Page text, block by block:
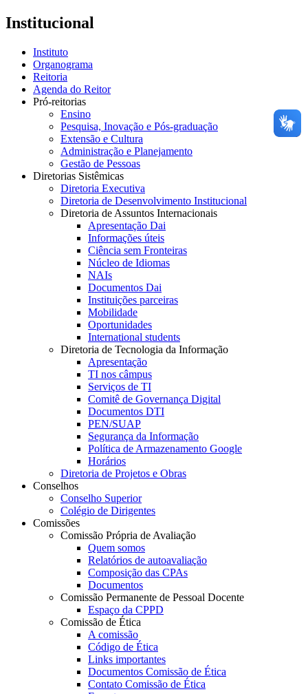
Institucional
Instituto
Organograma
Reitoria
Agenda do Reitor
Pró-reitorias
Ensino
Pesquisa, Inovação e Pós-graduação
Extensão e Cultura
Administração e Planejamento
Gestão de Pessoas
Diretorias Sistêmicas
Diretoria Executiva
Diretoria de Desenvolvimento Institucional
Diretoria de Assuntos Internacionais
Apresentação Dai
Informações úteis
Ciência sem Fronteiras
Núcleo de Idiomas
NAIs
Documentos Dai
Instituições parceiras
Mobilidade
Oportunidades
International students
Diretoria de Tecnologia da Informação
Apresentação
TI nos câmpus
Serviços de TI
Comitê de Governança Digital
Documentos DTI
PEN/SUAP
Segurança da Informação
Política de Armazenamento Google
Horários
Diretoria de Projetos e Obras
Conselhos
Conselho Superior
Colégio de Dirigentes
Comissões
Comissão Própria de Avaliação
Quem somos
Relatórios de autoavaliação
Composição das CPAs
Documentos
Comissão Permanente de Pessoal Docente
Espaço da CPPD
Comissão de Ética
A comissão
Código de Ética
Links importantes
Documentos Comissão de Ética
Contato Comissão de Ética